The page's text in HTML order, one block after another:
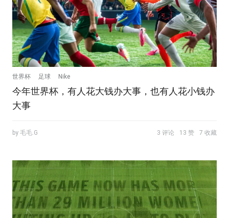
世界杯 足球 Nike
今年世界杯，有人花大钱办大事，也有人花小钱办
大事
by 毛毛.G 3 评论 13 赞 7 收藏